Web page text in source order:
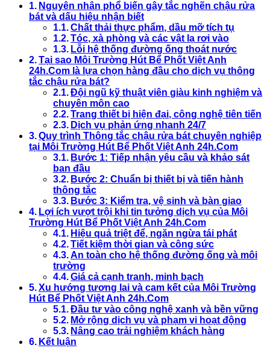
Nguyên nhân phổ biến gây tắc nghẽn chậu rửa
bát và dấu hiệu nhận biết
Chất thải thực phẩm, dầu mỡ tích tụ
Tóc, xà phòng và các vật lạ rơi vào
Lỗi hệ thống đường ống thoát nước
Tại sao Môi Trường Hút Bể Phốt Việt Anh
24h.Com là lựa chọn hàng đầu cho dịch vụ thông
tắc chậu rửa bát?
Đội ngũ kỹ thuật viên giàu kinh nghiệm và
chuyên môn cao
Trang thiết bị hiện đại, công nghệ tiên tiến
Dịch vụ phản ứng nhanh 24/7
Quy trình Thông tắc chậu rửa bát chuyên nghiệp
tại Môi Trường Hút Bể Phốt Việt Anh 24h.Com
Bước 1: Tiếp nhận yêu cầu và khảo sát
ban đầu
Bước 2: Chuẩn bị thiết bị và tiến hành
thông tắc
Bước 3: Kiểm tra, vệ sinh và bàn giao
Lợi ích vượt trội khi tin tưởng dịch vụ của Môi
Trường Hút Bể Phốt Việt Anh 24h.Com
Hiệu quả triệt để, ngăn ngừa tái phát
Tiết kiệm thời gian và công sức
An toàn cho hệ thống đường ống và môi
trường
Giá cả cạnh tranh, minh bạch
Xu hướng tương lai và cam kết của Môi Trường
Hút Bể Phốt Việt Anh 24h.Com
Đầu tư vào công nghệ xanh và bền vững
Mở rộng dịch vụ và phạm vi hoạt động
Nâng cao trải nghiệm khách hàng
Kết luận